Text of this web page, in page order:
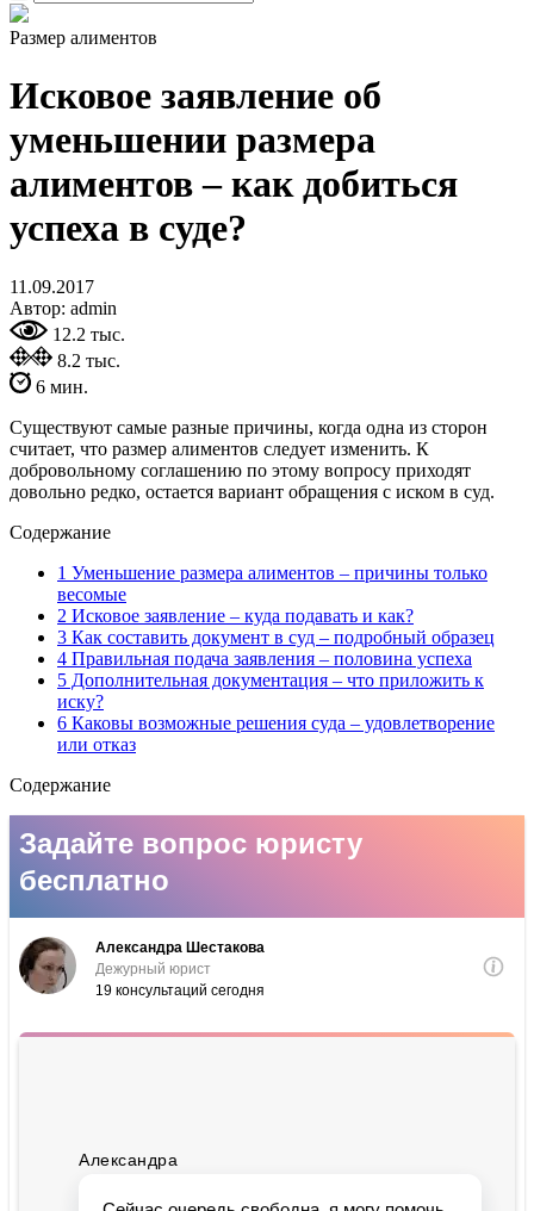
Размер алиментов
Исковое заявление об
уменьшении размера
алиментов – как добиться
успеха в суде?
11.09.2017
Автор: admin
12.2 тыс.
8.2 тыс.
6 мин.
Существуют самые разные причины, когда одна из сторон
считает, что размер алиментов следует изменить. К
добровольному соглашению по этому вопросу приходят
довольно редко, остается вариант обращения с иском в суд.
Содержание
1 Уменьшение размера алиментов – причины только
весомые
2 Исковое заявление – куда подавать и как?
3 Как составить документ в суд – подробный образец
4 Правильная подача заявления – половина успеха
5 Дополнительная документация – что приложить к
иску?
6 Каковы возможные решения суда – удовлетворение
или отказ
Содержание